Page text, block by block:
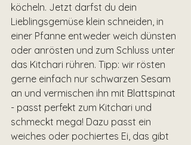
köcheln. Jetzt darfst du dein
Lieblingsgemüse klein schneiden, in
einer Pfanne entweder weich dünsten
oder anrösten und zum Schluss unter
das Kitchari rühren. Tipp: wir rösten
gerne einfach nur schwarzen Sesam
an und vermischen ihn mit Blattspinat
- passt perfekt zum Kitchari und
schmeckt mega! Dazu passt ein
weiches oder pochiertes Ei, das gibt